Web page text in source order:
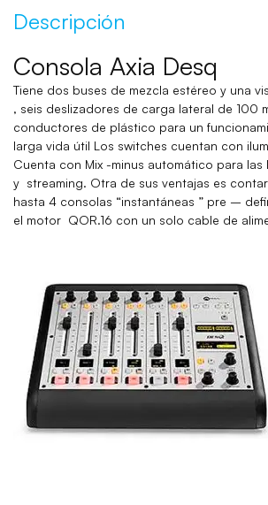
Descripción
Consola Axia Desq
Tiene dos buses de mezcla estéreo y una
, seis deslizadores de carga lateral de 100
conductores de plástico para un
larga vida útil Los switches cuentan con
Cuenta con Mix -minus automático para las
y streaming. Otra de sus ventajas es
hasta 4 consolas “instantáneas ” pre –
el motor QOR.16 con un solo cable de